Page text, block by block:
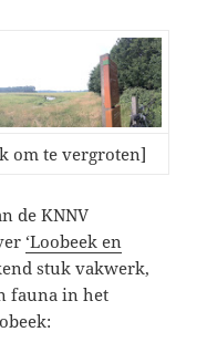
om te vergroten]
de KNNV
‘Loobeek en
stuk vakwerk,
fauna in het